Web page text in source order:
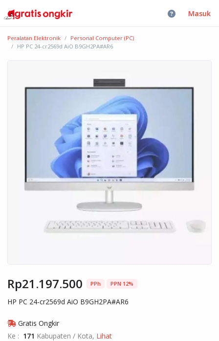
Masuk
Peralatan Elektronik
Personal Computer (PC)
HP PC 24-cr2569d AiO B9GH2PA#AR6
Rp21.197.500 PPh PPN 12%
HP PC 24-cr2569d AiO B9GH2PA#AR6
Gratis Ongkir
Ke : 171 Kabupaten / Kota, Lihat